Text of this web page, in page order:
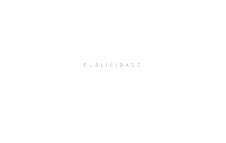
PUBLICIDADE